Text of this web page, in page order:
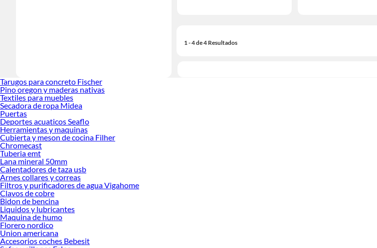
1 - 4 de 4 Resultados
Tarugos para concreto Fischer
Pino oregon y maderas nativas
Textiles para muebles
Secadora de ropa Midea
Puertas
Deportes acuaticos Seaflo
Herramientas y maquinas
Cubierta y meson de cocina Filher
Chromecast
Tuberia emt
Lana mineral 50mm
Calentadores de taza usb
Arnes collares y correas
Filtros y purificadores de agua Vigahome
Clavos de cobre
Bidon de bencina
Liquidos y lubricantes
Maquina de humo
Florero nordico
Union americana
Accesorios coches Bebesit